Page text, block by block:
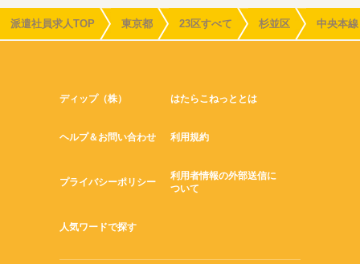
派遣社員求人TOP 東京都 23区すべて 杉並区 中央本線
ディップ（株） はたらこねっととは
ヘルプ＆お問い合わせ 利用規約
プライバシーポリシー
利用者情報の外部送信に
ついて
人気ワードで探す